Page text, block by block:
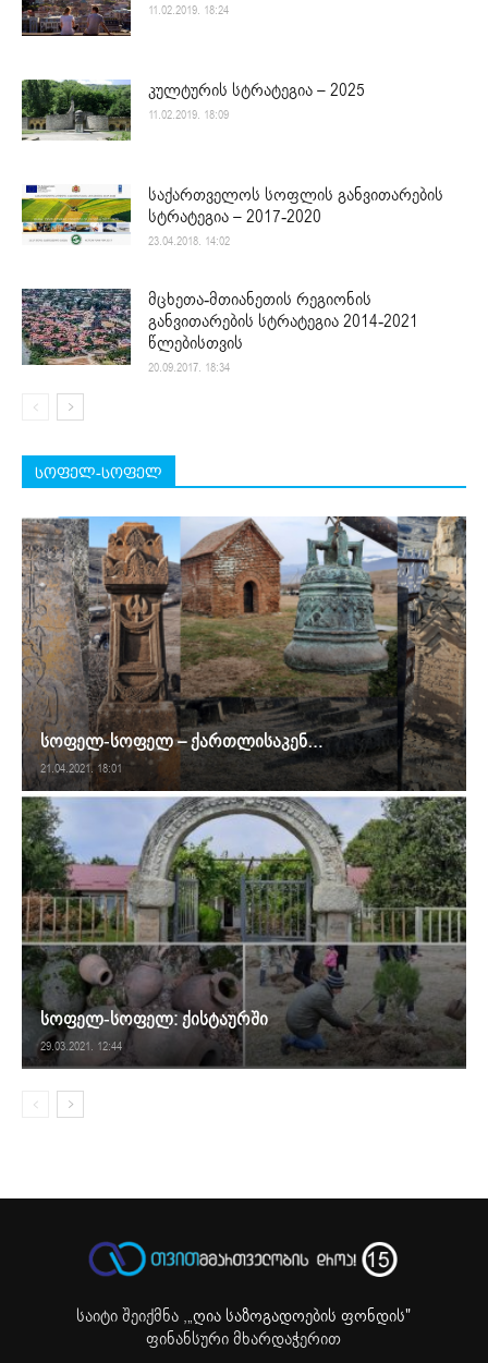
11.02.2019. 18:24
კულტურის სტრატეგია – 2025
11.02.2019. 18:09
საქართველოს სოფლის განვითარების
სტრატეგია – 2017-2020
23.04.2018. 14:02
მცხეთა-მთიანეთის რეგიონის
განვითარების სტრატეგია 2014-2021
წლებისთვის
20.09.2017. 18:34
სოფელ-სოფელ
სოფელ-სოფელ – ქართლისაკენ…
21.04.2021. 18:01
სოფელ-სოფელ: ქისტაურში
29.03.2021. 12:44
საიტი შეიქმნა ,„ღია საზოგადოების ფონდის"
ფინანსური მხარდაჭერით